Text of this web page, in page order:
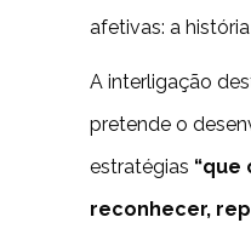
afetivas: a
A interligação
pretende o
estratégias “que
reconhecer,